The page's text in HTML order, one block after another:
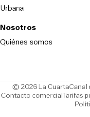
Urbana
Nosotros
Quiénes somos
© 2026 La CuartaCanal
Contacto comercialOpens
Tarifas